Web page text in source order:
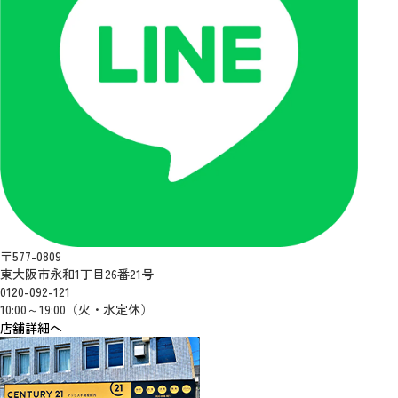
〒577-0809
東大阪市永和1丁目26番21号
0120-092-121
10:00～19:00（火・水定休）
店舗詳細へ